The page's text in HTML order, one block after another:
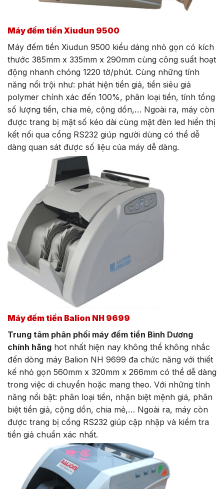
Máy đếm tiền Xiudun 9500
Máy đếm tiền Xiudun 9500 kiểu dáng nhỏ gọn có kích
thước 385mm x 335mm x 290mm cùng công suất hoạt
động nhanh chóng 1220 tờ/phút. Cùng những tính
năng nổi trội như: phát hiện tiền giả, tiền siêu giả
polymer chính xác đến 100%, phân loại tiền, tính tổng
số lượng tiền, chia mẻ, cộng dồn,… Ngoài ra, máy còn
được trang bị mặt số kéo dài cùng mặt đèn led hiển thị
kết nối qua cổng RS232 giúp người dùng có thể dễ
dàng quan sát được số liệu của máy dễ dàng.
Máy đếm tiền Balion NH 9699
Trung tâm phân phối máy đếm tiền Bình Dương
chính hãng hot nhất hiện nay không thể không nhắc
đến dòng máy Balion NH 9699 đa chức năng với thiết
kế nhỏ gọn 560mm x 320mm x 266mm có thể dễ dàng
trong việc di chuyển hoặc mang theo. Với những tính
năng nổi bật: phân loại tiền, nhận biệt mệnh giá, phân
biệt tiền giả, cộng dồn, chia mẻ,… Ngoài ra, máy còn
được trang bị cổng RS232 giúp cập nhập và kiểm tra
tiền giả chuẩn xác nhất.